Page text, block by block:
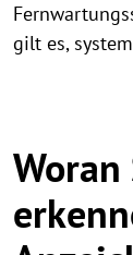
gilt es,